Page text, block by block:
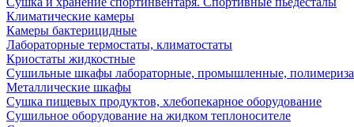
Климатические камеры
Камеры бактерицидные
Лабораторные термостаты, климатостаты
Криостаты жидкостные
Сушильные шкафы лабораторные, промышленные,
Металлические шкафы
Сушка пищевых продуктов, хлебопекарное оборудование
Сушильное оборудование на жидком теплоносителе